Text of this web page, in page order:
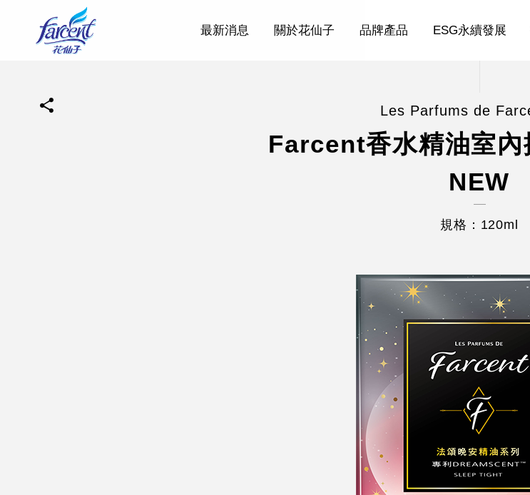
最新消息 關於花仙子 品牌產品 ESG永續發展
Les Parfums de
Farcent香水精油室內
NEW
規格：120ml